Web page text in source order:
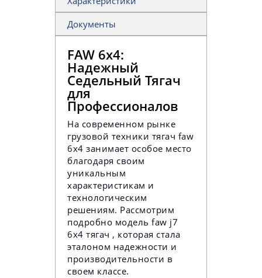
Документы
FAW 6x4:
Надежный
Седельный Тягач
для
Профессионалов
На современном рынке
грузовой техники тягач faw
6x4 занимает особое место
благодаря своим
уникальным
характеристикам и
технологическим
решениям. Рассмотрим
подробно модель faw j7
6x4 тягач , которая стала
эталоном надежности и
производительности в
своем классе.